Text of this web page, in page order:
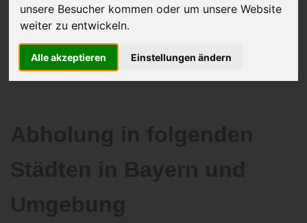
unsere Besucher kommen oder um unsere Website
weiter zu entwickeln.
Alle akzeptieren Einstellungen ändern
Abholung, auf Wunsch sofort Geld. Ihre Daten werden nicht mit Dritten